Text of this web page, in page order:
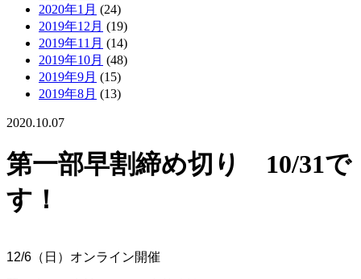
2020年1月 (24)
2019年12月 (19)
2019年11月 (14)
2019年10月 (48)
2019年9月 (15)
2019年8月 (13)
2020.10.07
第一部早割締め切り 10/31で
す！
12/6（日）オンライン開催